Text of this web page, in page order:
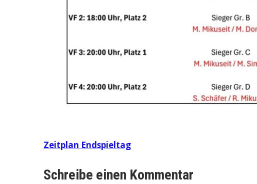
Beitragsnavigation
Zeitplan Endspieltag
Schreibe einen Kommentar